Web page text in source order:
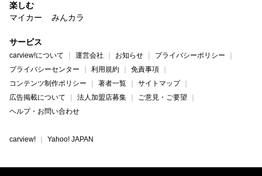
楽しむ
マイカー
みんカラ
サービス
carview!について 運営会社 お知らせ
プライバシーポリシー
プライバシーセンター
利用規約
免責事項
コンテンツ制作ポリシー
著者一覧
サイトマップ
広告掲載について
法人加盟店募集
ご意見・ご要望
ヘルプ・お問い合わせ
carview! Yahoo! JAPAN